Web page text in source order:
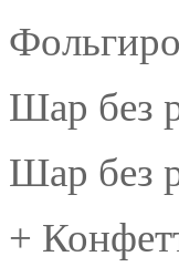
Шар без
Шар без
+